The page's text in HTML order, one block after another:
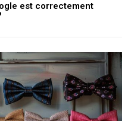
est correctement